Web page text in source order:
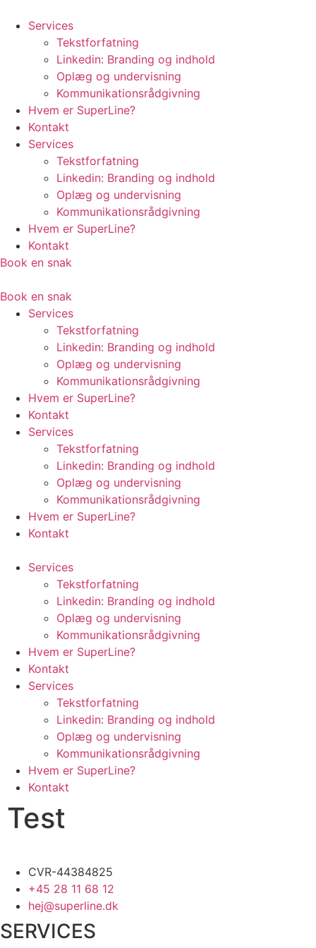
Services
Tekstforfatning
Linkedin: Branding og indhold
Oplæg og undervisning
Kommunikationsrådgivning
Hvem er SuperLine?
Kontakt
Services
Tekstforfatning
Linkedin: Branding og indhold
Oplæg og undervisning
Kommunikationsrådgivning
Hvem er SuperLine?
Kontakt
Book en snak
Book en snak
Services
Tekstforfatning
Linkedin: Branding og indhold
Oplæg og undervisning
Kommunikationsrådgivning
Hvem er SuperLine?
Kontakt
Services
Tekstforfatning
Linkedin: Branding og indhold
Oplæg og undervisning
Kommunikationsrådgivning
Hvem er SuperLine?
Kontakt
Services
Tekstforfatning
Linkedin: Branding og indhold
Oplæg og undervisning
Kommunikationsrådgivning
Hvem er SuperLine?
Kontakt
Services
Tekstforfatning
Linkedin: Branding og indhold
Oplæg og undervisning
Kommunikationsrådgivning
Hvem er SuperLine?
Kontakt
Test
CVR-44384825
+45 28 11 68 12
hej@superline.dk
SERVICES